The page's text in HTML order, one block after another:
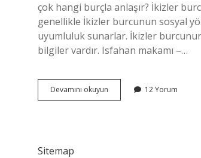
çok hangi burçla anlaşır? İkizler
genellikle İkizler burcunun sosyal
uyumluluk sunarlar. İkizler
bilgiler vardır. Isfahan makamı –…
Devamını okuyun
Ruh
12 Yorum
Sitemap